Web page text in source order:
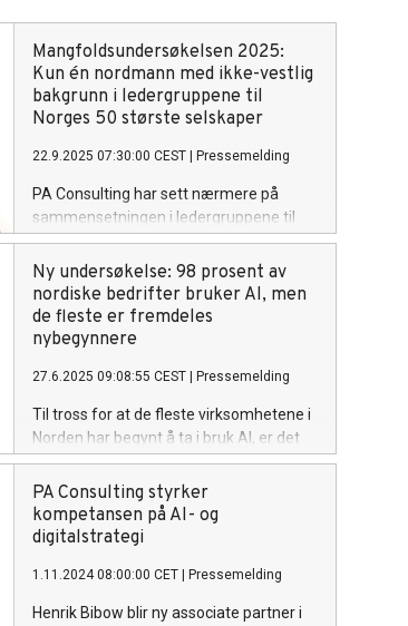
Mangfoldsundersøkelsen 2025:
Kun én nordmann med ikke-vestlig
bakgrunn i ledergruppene til
Norges 50 største selskaper
22.9.2025 07:30:00 CEST Pressemelding
PA Consulting har sett nærmere på
sammensetningen i ledergruppene til
Norges største selskaper og offentlige
virksomheter. Resultatene viser at det
kun er 0,22 prosent nordmenn med ikke-
vestlig bakgrunn i ledergruppene i
landets største private selskaper.
Ny undersøkelse: 98 prosent av
nordiske bedrifter bruker AI, men
de fleste er fremdeles
nybegynnere
27.6.2025 09:08:55 CEST Pressemelding
Til tross for at de fleste virksomhetene i
Norden har begynt å ta i bruk AI, er det
mange som ikke har kommet lenger enn
å bruke ChatGPT og Copilot til enkle
oppgaver.
PA Consulting styrker
kompetansen på AI- og
digitalstrategi
1.11.2024 08:00:00 CET Pressemelding
Henrik Bibow blir ny associate partner i